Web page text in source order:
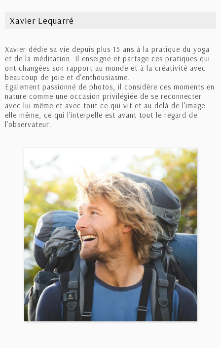
Xavier Lequarré
Xavier dédie sa vie depuis plus 15 ans à la pratique du yoga
et de la méditation. Il enseigne et partage ces pratiques qui
ont changées son rapport au monde et à la créativité avec
beaucoup de joie et d’enthousiasme.
Egalement passionné de photos, il considère ces moments en
nature comme une occasion privilégiée de se reconnecter
avec lui même et avec tout ce qui vit et au delà de l’image
elle même, ce qui l’interpelle est avant tout le regard de
l’observateur.